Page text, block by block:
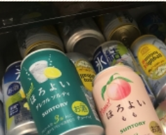
【ア
イ
レ
ッ
ト
株
式
会